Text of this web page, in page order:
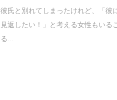
彼氏と別れてしまったけれど、「彼
見返したい！」と考える女性もい
る...